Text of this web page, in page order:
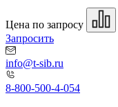
Цена по запросу
Запросить
info@t-sib.ru
8-800-500-4-054